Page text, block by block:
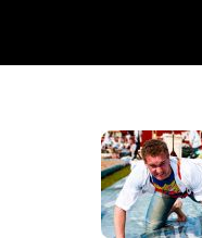
Exponeringstid
1/1250 sek
Bländare
f/3.5
Kamera